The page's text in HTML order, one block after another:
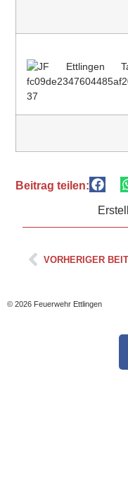
Beitrag teilen:
VORHERIGER
© 2026 Feuerwehr Ettlingen